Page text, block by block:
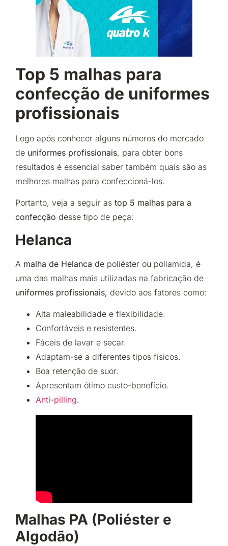
Top 5 malhas para
confecção de uniformes
profissionais
Logo após conhecer alguns números do mercado
de uniformes profissionais, para obter bons
resultados é essencial saber também quais são as
melhores malhas para confeccioná-los.
Portanto, veja a seguir as top 5 malhas para a
confecção desse tipo de peça:
Helanca
A malha de Helanca de poliéster ou poliamida, é
uma das malhas mais utilizadas na fabricação de
uniformes profissionais, devido aos fatores como:
Alta maleabilidade e flexibilidade.
Confortáveis e resistentes.
Fáceis de lavar e secar.
Adaptam-se a diferentes tipos físicos.
Boa retenção de suor.
Apresentam ótimo custo-benefício.
Anti-pilling.
Malhas PA (Poliéster e
Algodão)